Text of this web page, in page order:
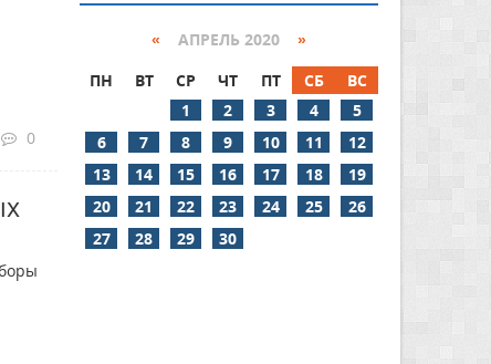
0
« АПРЕЛЬ 2020 »
ПН
ВТ СР ЧТ ПТ СБ
ВС
1
2 3 4
5
6
7 8 9 10 11
12
13
14 15 16 17 18
19
20
21 22 23 24 25
26
27
28 29 30